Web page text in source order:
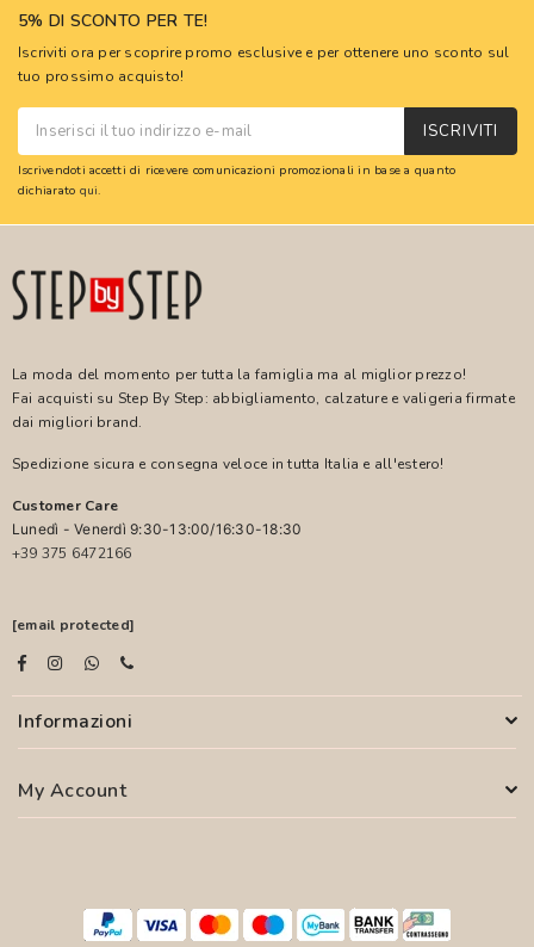
5% DI SCONTO PER TE!
Iscriviti ora per scoprire promo esclusive e per ottenere uno sconto sul
tuo prossimo acquisto!
ISCRIVITI
Iscrivendoti accetti di ricevere comunicazioni promozionali in base a quanto
dichiarato qui.
La moda del momento per tutta la famiglia ma al miglior prezzo!
Fai acquisti su Step By Step: abbigliamento, calzature e valigeria firmate
dai migliori brand.
Spedizione sicura e consegna veloce in tutta Italia e all'estero!
Customer Care
Lunedì - Venerdì 9:30-13:00/16:30-18:30
+39 375 6472166
[email protected]
Informazioni
My Account